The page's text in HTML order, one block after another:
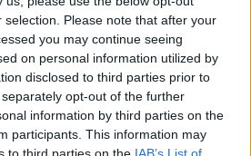
Please note that after your
you may continue seeing
on personal information utilized by
disclosed to third parties prior to
opt-out of the further
information by third parties on the
participants. This information may
to third parties on the IAB’s List of
MAIS DO AUTOR